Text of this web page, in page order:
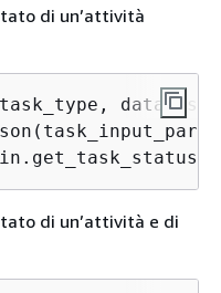
di un’attività
di un’attività e di